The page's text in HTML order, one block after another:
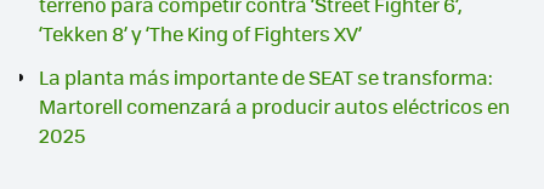
‘Tekken 8’ y ‘The King of Fighters XV’
La planta más importante de SEAT se transforma:
Martorell comenzará a producir autos eléctricos en
2025